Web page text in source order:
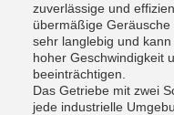
zuverlässige und
übermäßige
sehr langlebig und
hoher Geschwindigkeit
beeinträchtigen.
Das Getriebe mit zwei
jede industrielle